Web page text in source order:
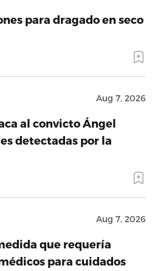
para dragado en seco
Aug 7, 2026
al convicto Ángel
detectadas por la
Aug 7, 2026
que requería
para cuidados